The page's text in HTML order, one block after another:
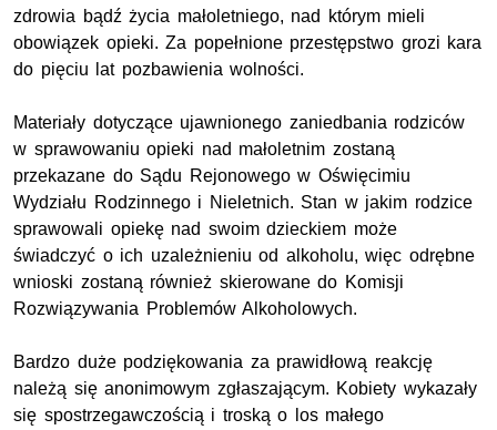
zdrowia bądź życia małoletniego, nad którym mieli
obowiązek opieki. Za popełnione przestępstwo grozi kara
do pięciu lat pozbawienia wolności.
Materiały dotyczące ujawnionego zaniedbania rodziców
w sprawowaniu opieki nad małoletnim zostaną
przekazane do Sądu Rejonowego w Oświęcimiu
Wydziału Rodzinnego i Nieletnich. Stan w jakim rodzice
sprawowali opiekę nad swoim dzieckiem może
świadczyć o ich uzależnieniu od alkoholu, więc odrębne
wnioski zostaną również skierowane do Komisji
Rozwiązywania Problemów Alkoholowych.
Bardzo duże podziękowania za prawidłową reakcję
należą się anonimowym zgłaszającym. Kobiety wykazały
się spostrzegawczością i troską o los małego